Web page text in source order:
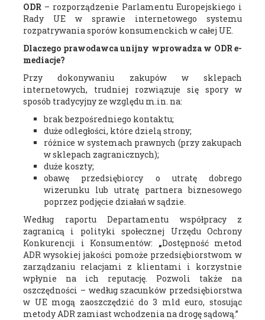
ODR – rozporządzenie Parlamentu Europejskiego i
Rady UE w sprawie internetowego systemu
rozpatrywania sporów konsumenckich w całej UE.
Dlaczego prawodawca unijny wprowadza w ODR e-
mediacje?
Przy dokonywaniu zakupów w sklepach
internetowych, trudniej rozwiązuje się spory w
sposób tradycyjny ze względu m.in. na:
brak bezpośredniego kontaktu;
duże odległości, które dzielą strony;
różnice w systemach prawnych (przy zakupach
w sklepach zagranicznych);
duże koszty;
obawę przedsiębiorcy o utratę dobrego
wizerunku lub utratę partnera biznesowego
poprzez podjęcie działań w sądzie.
Według raportu Departamentu współpracy z
zagranicą i polityki społecznej Urzędu Ochrony
Konkurencji i Konsumentów: „Dostępność metod
ADR wysokiej jakości pomoże przedsiębiorstwom w
zarządzaniu relacjami z klientami i korzystnie
wpłynie na ich reputację. Pozwoli także na
oszczędności – według szacunków przedsiębiorstwa
w UE mogą zaoszczędzić do 3 mld euro, stosując
metody ADR zamiast wchodzenia na drogę sądową.”